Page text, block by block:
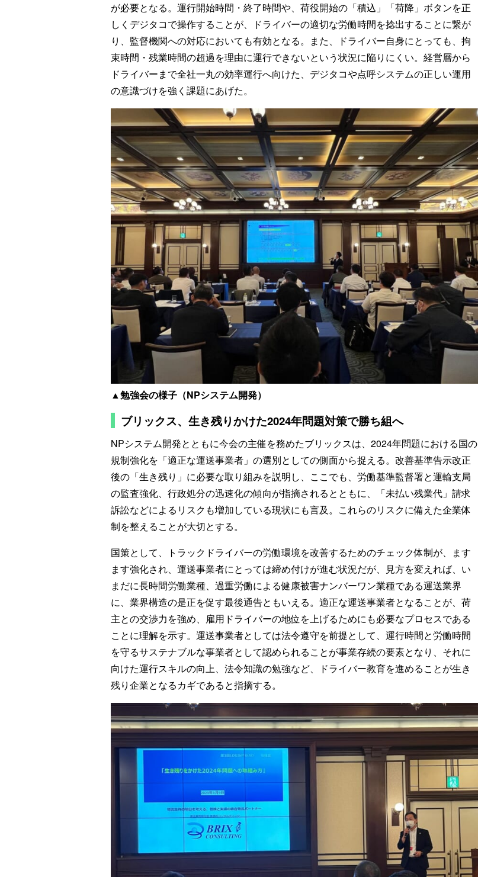
が必要となる。運行開始時間・終了時間や、荷役開始の「積込」「荷降」ボタンを正
しくデジタコで操作することが、ドライバーの適切な労働時間を捻出することに繋が
り、監督機関への対応においても有効となる。また、ドライバー自身にとっても、拘
束時間・残業時間の超過を理由に運行できないという状況に陥りにくい。経営層から
ドライバーまで全社一丸の効率運行へ向けた、デジタコや点呼システムの正しい運用
の意識づけを強く課題にあげた。
▲勉強会の様子（NPシステム開発）
ブリックス、生き残りかけた2024年問題対策で勝ち組へ
NPシステム開発とともに今会の主催を務めたブリックスは、2024年問題における国の
規制強化を「適正な運送事業者」の選別としての側面から捉える。改善基準告示改正
後の「生き残り」に必要な取り組みを説明し、ここでも、労働基準監督署と運輸支局
の監査強化、行政処分の迅速化の傾向が指摘されるとともに、「未払い残業代」請求
訴訟などによるリスクも増加している現状にも言及。これらのリスクに備えた企業体
制を整えることが大切とする。
国策として、トラックドライバーの労働環境を改善するためのチェック体制が、ます
ます強化され、運送事業者にとっては締め付けが進む状況だが、見方を変えれば、い
まだに長時間労働業種、過重労働による健康被害ナンバーワン業種である運送業界
に、業界構造の是正を促す最後通告ともいえる。適正な運送事業者となることが、荷
主との交渉力を強め、雇用ドライバーの地位を上げるためにも必要なプロセスである
ことに理解を示す。運送事業者としては法令遵守を前提として、運行時間と労働時間
を守るサステナブルな事業者として認められることが事業存続の要素となり、それに
向けた運行スキルの向上、法令知識の勉強など、ドライバー教育を進めることが生き
残り企業となるカギであると指摘する。